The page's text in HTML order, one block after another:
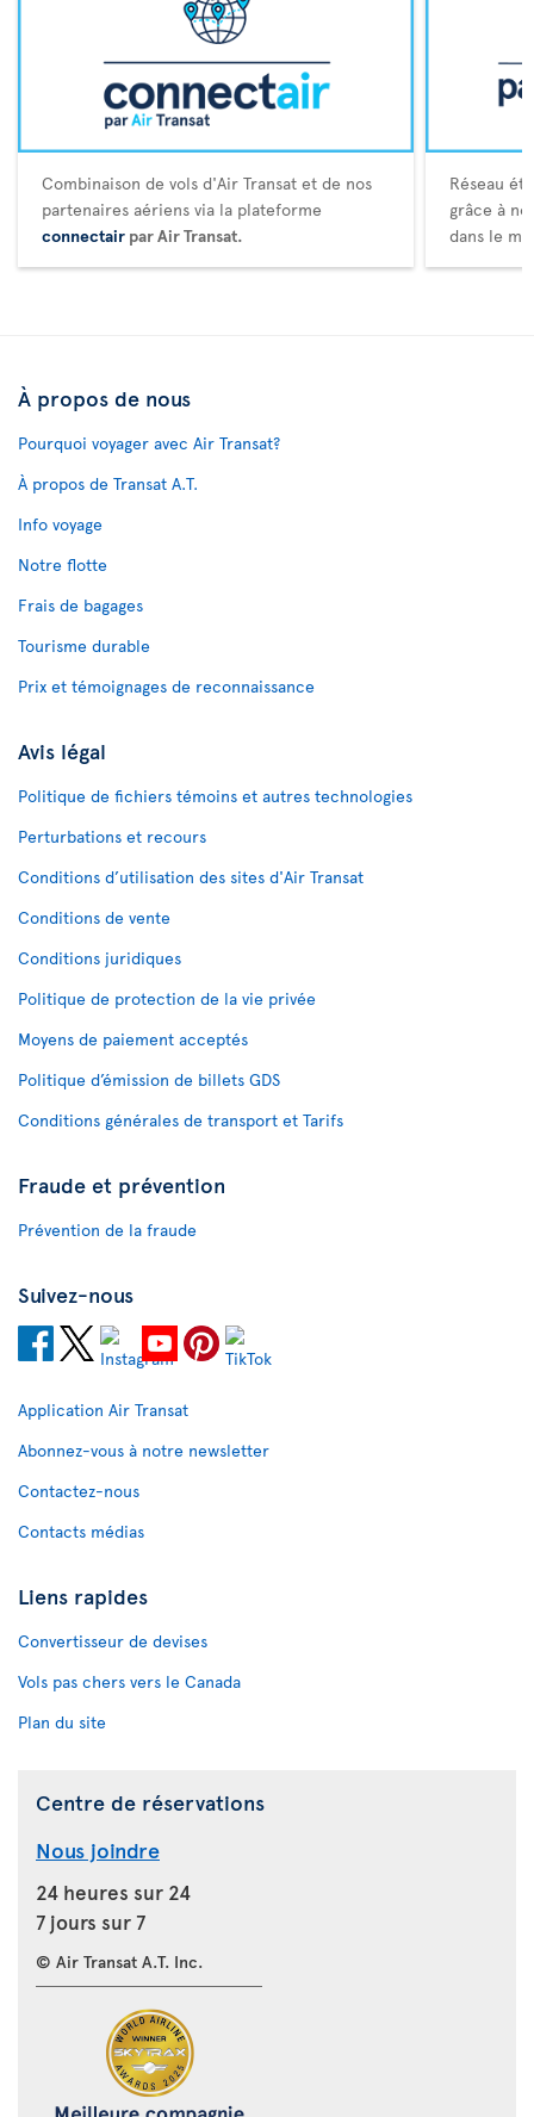
Combinaison de vols d'Air Transat et de nos
partenaires aériens via la plateforme
connectair par Air Transat.
Réseau
grâce à
dans le
À propos de nous
Pourquoi voyager avec Air Transat?
À propos de Transat A.T.
Info voyage
Notre flotte
Frais de bagages
Tourisme durable
Prix et témoignages de reconnaissance
Avis légal
Politique de fichiers témoins et autres technologies
Perturbations et recours
Conditions d’utilisation des sites d'Air Transat
Conditions de vente
Conditions juridiques
Politique de protection de la vie privée
Moyens de paiement acceptés
Politique d’émission de billets GDS
Conditions générales de transport et Tarifs
Fraude et prévention
Prévention de la fraude
Suivez-nous
Application Air Transat
Abonnez-vous à notre newsletter
Contactez-nous
Contacts médias
Liens rapides
Convertisseur de devises
Vols pas chers vers le Canada
Plan du site
Centre de réservations
Nous joindre
24 heures sur 24
7 jours sur 7
© Air Transat A.T. Inc.